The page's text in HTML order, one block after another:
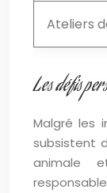
Ateliers
Les défis
Malgré les
subsistent
animale